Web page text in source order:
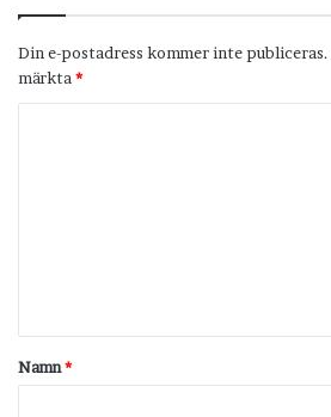
Din e-postadress kommer inte publiceras.
märkta *
t
a
Namn*